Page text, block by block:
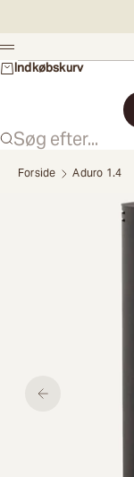
Menu
Indkøbskurv
Søg efter...
Vælg
Forside Aduro 1.4